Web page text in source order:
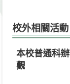
校外相關活動
本校普通科
觀